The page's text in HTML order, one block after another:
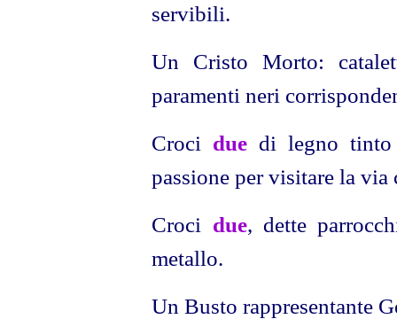
servibili.
Un Cristo Morto:
paramenti neri
Croci due di legno
passione per visitare la via
Croci due, dette
metallo.
Un Busto rappresentante